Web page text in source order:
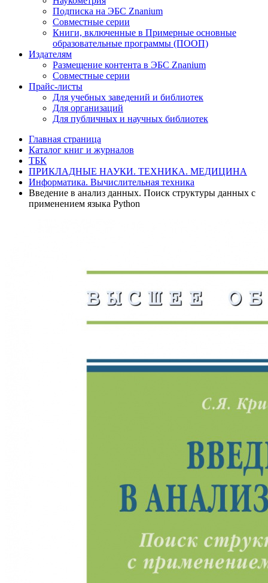
Подписка на ЭБС Znanium
Совместные серии
Книги, включенные в Примерные основные
образовательные программы (ПООП)
Издателям
Размещение контента в ЭБС Znanium
Совместные серии
Прайс-листы
Для учебных заведений и библиотек
Для организаций
Для публичных и научных библиотек
Главная страница
Каталог книг и журналов
ТБК
ПРИКЛАДНЫЕ НАУКИ. ТЕХНИКА. МЕДИЦИНА
Информатика. Вычислительная техника
Введение в анализ данных. Поиск структуры данных с
применением языка Python